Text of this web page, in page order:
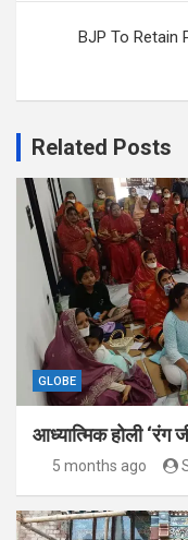
BJP To Retain
Related Posts
GLOBE
आध्यात्मिक होली
5 months ago